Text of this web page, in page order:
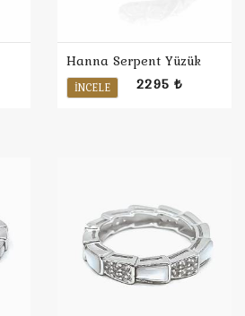
Hanna Serpent Yüzük
İNCELE 2295 ₺